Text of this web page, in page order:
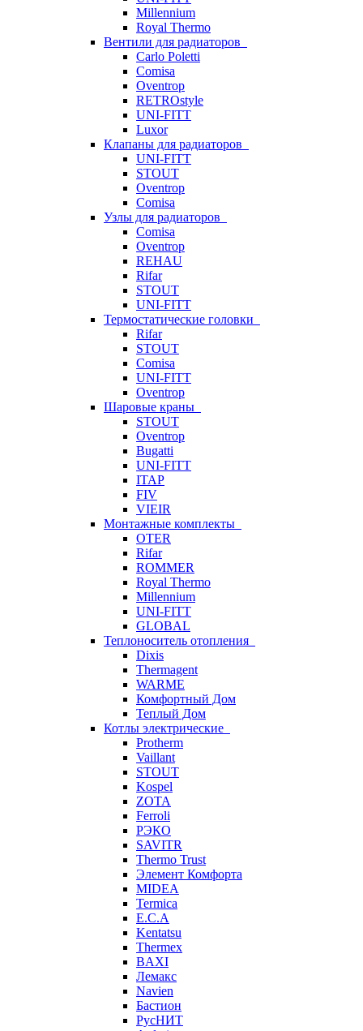
Millennium
Royal Thermo
Вентили для радиаторов
Carlo Poletti
Comisa
Oventrop
RETROstyle
UNI-FITT
Luxor
Клапаны для радиаторов
UNI-FITT
STOUT
Oventrop
Comisa
Узлы для радиаторов
Comisa
Oventrop
REHAU
Rifar
STOUT
UNI-FITT
Термостатические головки
Rifar
STOUT
Comisa
UNI-FITT
Oventrop
Шаровые краны
STOUT
Oventrop
Bugatti
UNI-FITT
ITAP
FIV
VIEIR
Монтажные комплекты
OTER
Rifar
ROMMER
Royal Thermo
Millennium
UNI-FITT
GLOBAL
Теплоноситель отопления
Dixis
Thermagent
WARME
Комфортный Дом
Теплый Дом
Котлы электрические
Protherm
Vaillant
STOUT
Kospel
ZOTA
Ferroli
РЭКО
SAVITR
Thermo Trust
Элемент Комфорта
MIDEA
Termica
E.C.A
Kentatsu
Thermex
BAXI
Лемакс
Navien
Бастион
РусНИТ